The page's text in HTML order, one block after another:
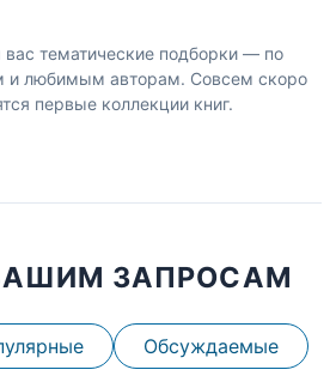
тематические подборки — по
и любимым авторам. Совсем скоро
первые коллекции книг.
ЗАПРОСАМ
Обсуждаемые